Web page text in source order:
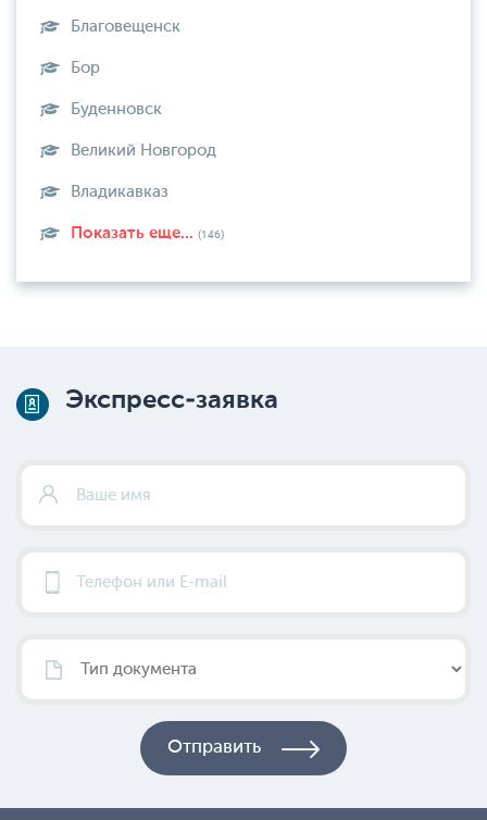
Благовещенск
Бор
Буденновск
Великий Новгород
Владикавказ
Показать еще... (146)
Экспресс-заявка